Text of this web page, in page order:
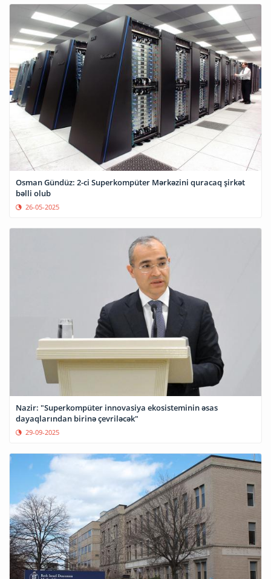
Osman Gündüz: 2-ci Superkompüter Mərkəzini quracaq şirkət
bəlli olub
26-05-2025
Nazir: "Superkompüter innovasiya ekosisteminin əsas
dayaqlarından birinə çevriləcək"
29-09-2025